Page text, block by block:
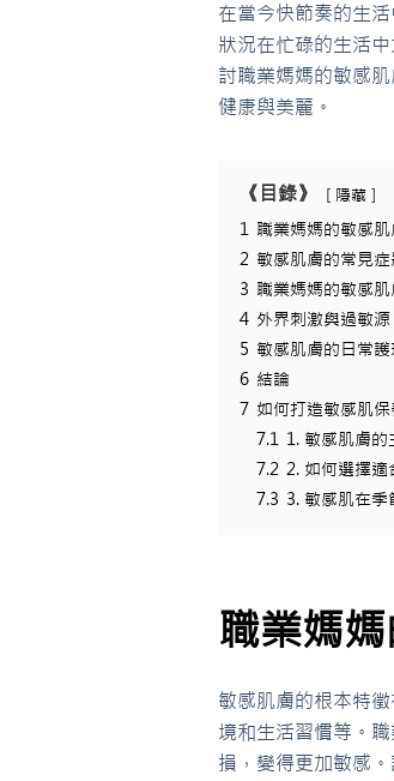
在當今快節奏的生
狀況在忙碌的生活
討職業媽媽的敏感
健康與美麗。
《目錄》 隱藏
1 職業媽媽的敏感
2 敏感肌膚的常見症
3 職業媽媽的敏感
4 外界刺激與過敏
5 敏感肌膚的日常
6 結論
7 如何打造敏感肌
7.1 1. 敏感肌膚的
7.2 2. 如何選擇適
7.3 3. 敏感肌在季
職業媽
敏感肌膚的根本特
境和生活習慣等。
損，變得更加敏感